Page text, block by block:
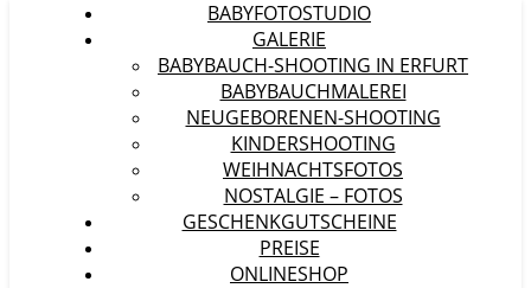
BABYFOTOSTUDIO
GALERIE
BABYBAUCH-SHOOTING IN ERFURT
BABYBAUCHMALEREI
NEUGEBORENEN-SHOOTING
KINDERSHOOTING
WEIHNACHTSFOTOS
NOSTALGIE – FOTOS
GESCHENKGUTSCHEINE
PREISE
ONLINESHOP